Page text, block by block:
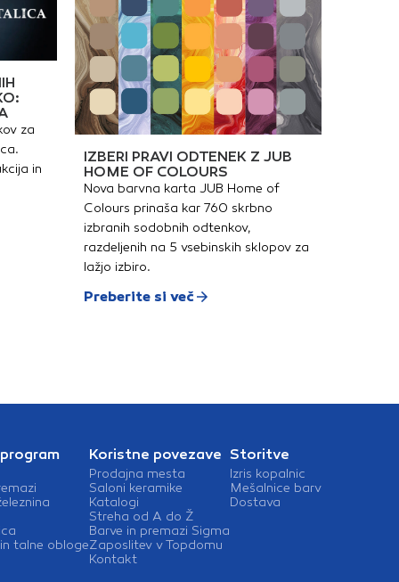
za
in
IZBERI PRAVI ODTENEK Z JUB
HOME OF COLOURS
Nova barvna karta JUB Home of
Colours prinaša kar 760 skrbno
izbranih sodobnih odtenkov,
razdeljenih na 5 vsebinskih sklopov za
lažjo izbiro.
Preberite si več
talne obloge
Koristne povezave
Prodajna mesta
Saloni keramike
Katalogi
Streha od A do Ž
Barve in premazi Sigma
Zaposlitev v Topdomu
Kontakt
Storitve
Izris kopalnic
Mešalnice barv
Dostava